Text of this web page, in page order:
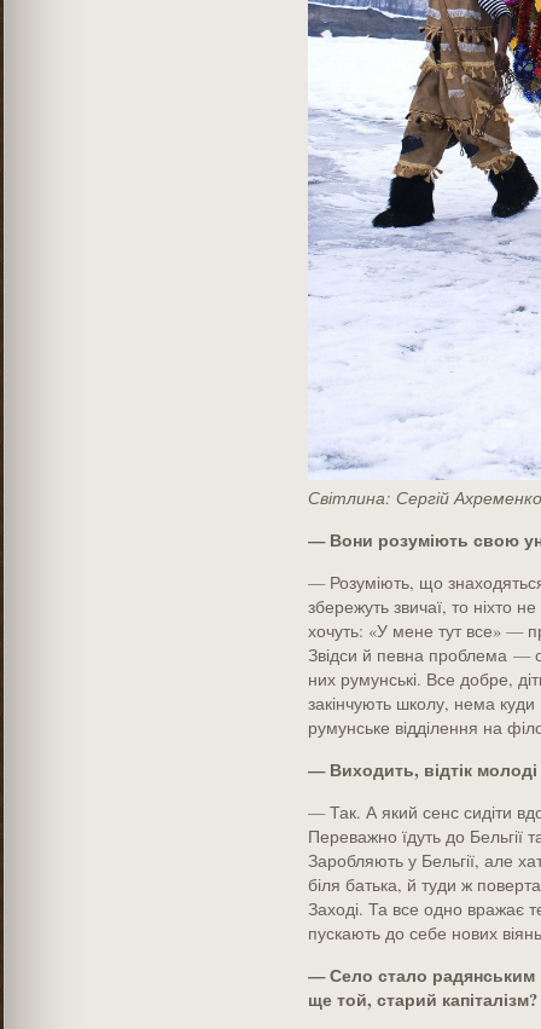
Світлина: Сергій Ахременко
— Вони розуміють свою
— Розуміють, що
збережуть звичаї, то ніхто
хочуть: «У мене тут все» —
Звідси й певна проблема —
них румунські. Все добре,
закінчують школу, нема
румунське відділення на
— Виходить, відтік
— Так. А який сенс сидіти
Переважно їдуть до Бельгії
Заробляють у Бельгії, але
біля батька, й туди ж
Заході. Та все одно вражає
пускають до себе нових
— Село стало радянським
ще той, старий капіталізм?